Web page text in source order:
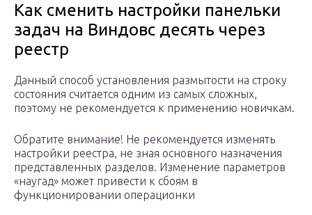
Как сменить настройки панельки
задач на Виндовс десять через
реестр
Данный способ установления размытости на строку
состояния считается одним из самых сложных,
поэтому не рекомендуется к применению новичкам.
Обратите внимание! Не рекомендуется изменять
настройки реестра, не зная основного назначения
представленных разделов. Изменение параметров
«наугад» может привести к сбоям в
функционировании операционки